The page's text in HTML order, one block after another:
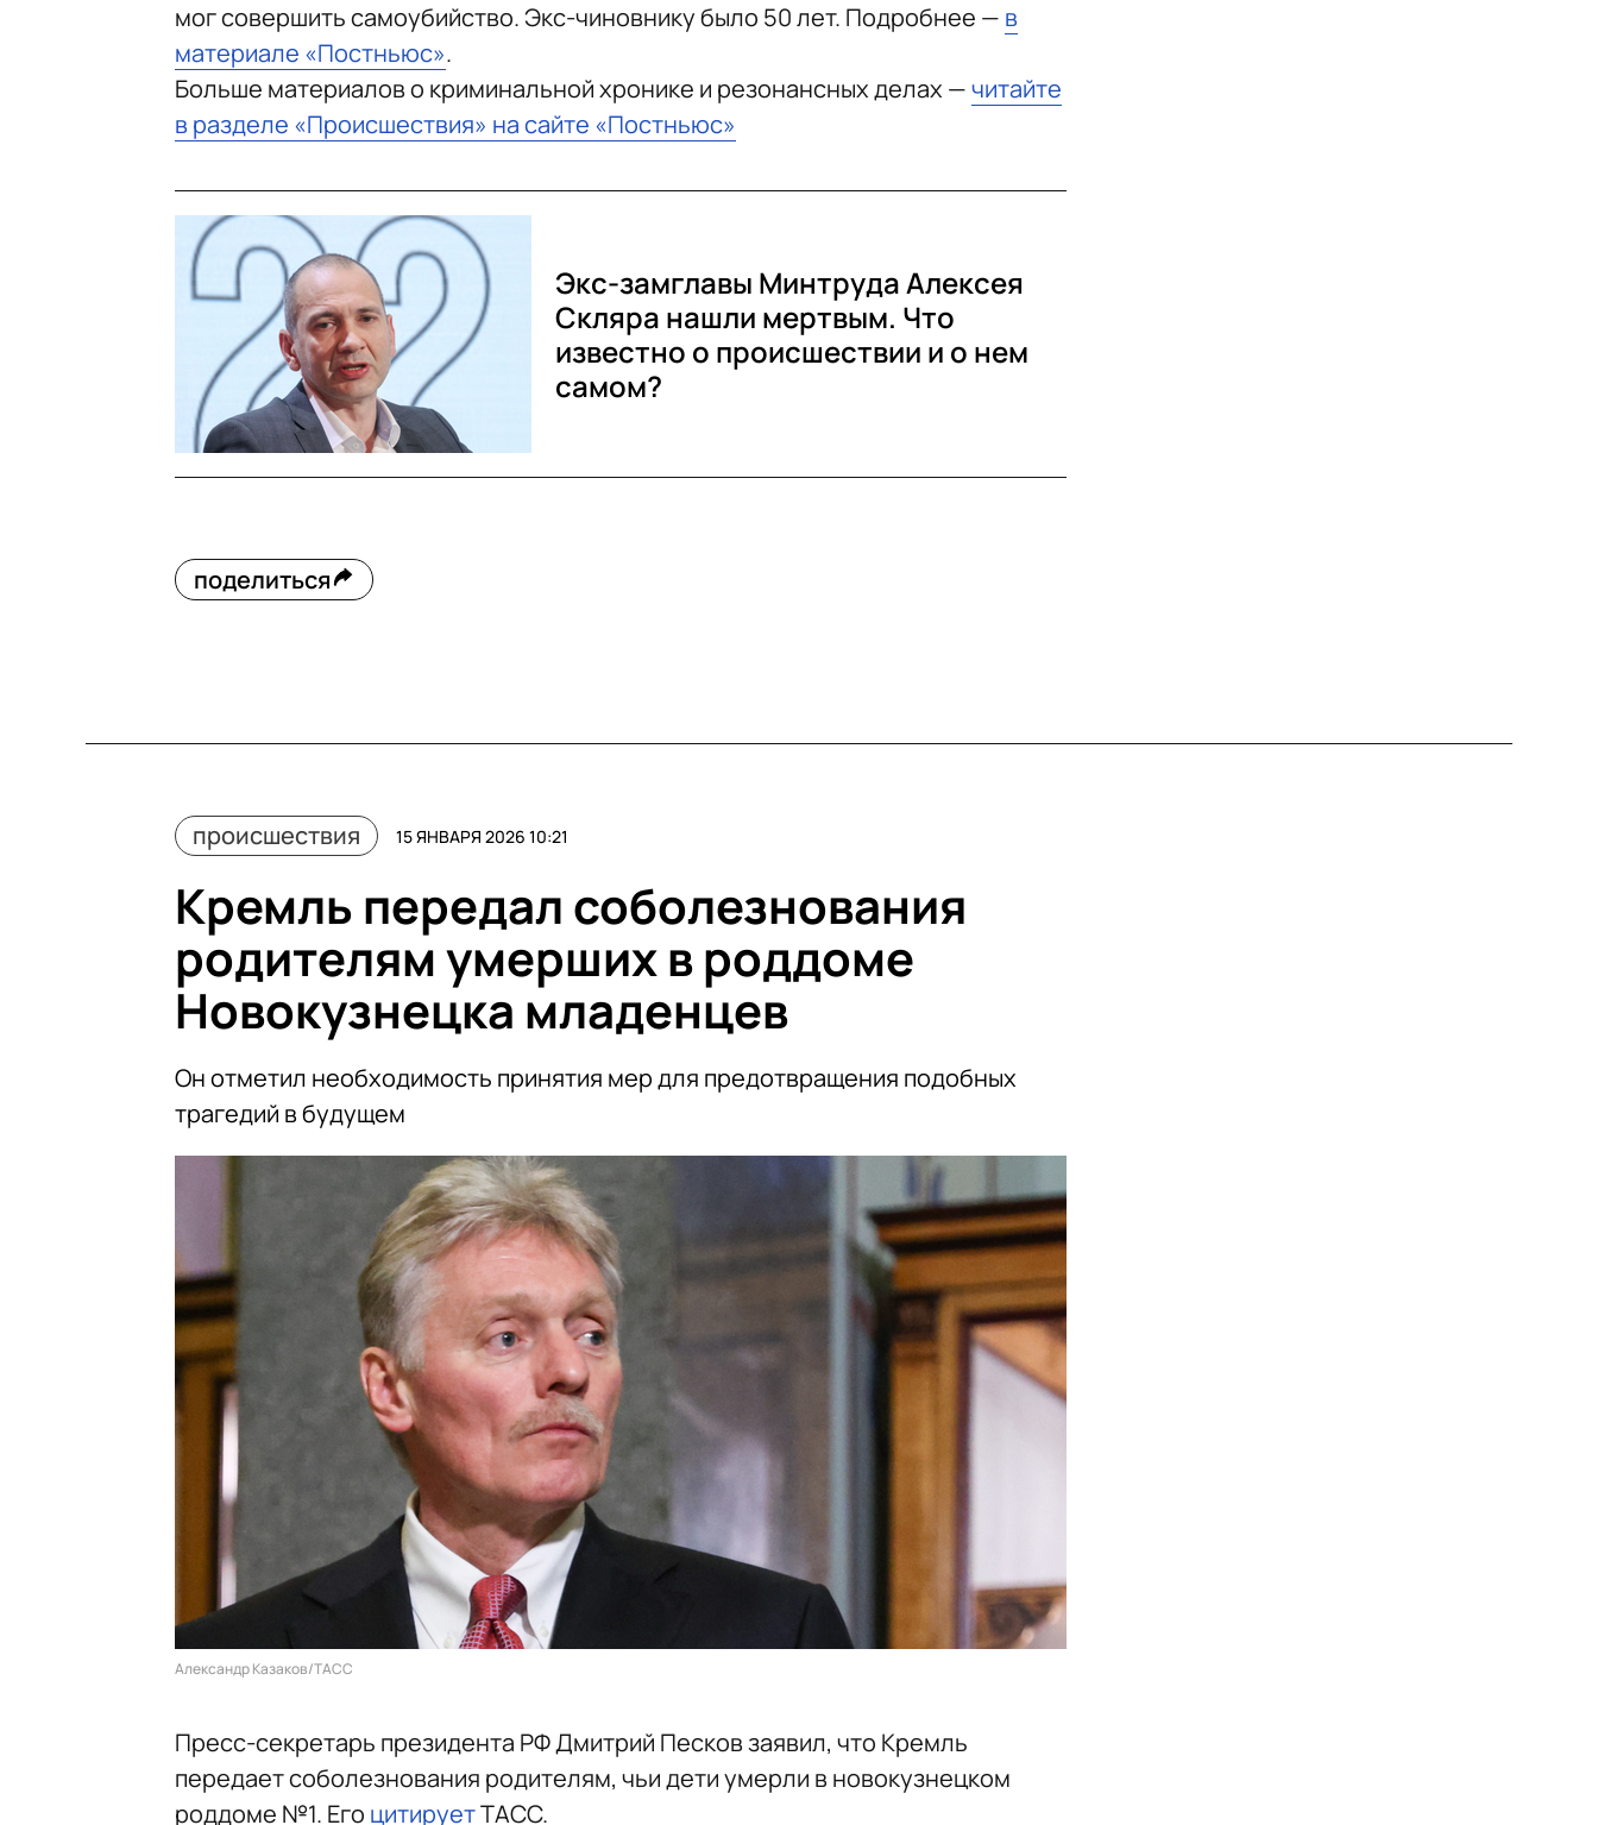
мог совершить самоубийство. Экс-чиновнику было 50 лет. Подробнее — в
материале «Постньюс».
Больше материалов о криминальной хронике и резонансных делах —читайте
в разделе «Происшествия» на сайте «Постньюс»
Экс-замглавы Минтруда Алексея
Скляра нашли мертвым. Что
известно о происшествии и о нем
самом?
поделиться
происшествия 15 ЯНВАРЯ 2026 10:21
Кремль передал соболезнования
родителям умерших в роддоме
Новокузнецка младенцев
Он отметил необходимость принятия мер для предотвращения подобных
трагедий в будущем
Александр Казаков/ТАСС
Пресс-секретарь президента РФ Дмитрий Песков заявил, что Кремль
передает соболезнования родителям, чьи дети умерли в новокузнецком
роддоме №1. Его цитируетТАСС.